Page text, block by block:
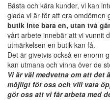
Bästa och kära kunder, vi kan
glada vi är för att era omdömen
butik inte bara en, utan två
vårt arbete innebär att vi vunnit
utmärkelsen en butik kan få.
Det är givetvis också en enorm
kan utmana och vinna över de
Vi är väl medvetna om att det
möjligt för oss och vill vara
gör oss att vi får arbeta med